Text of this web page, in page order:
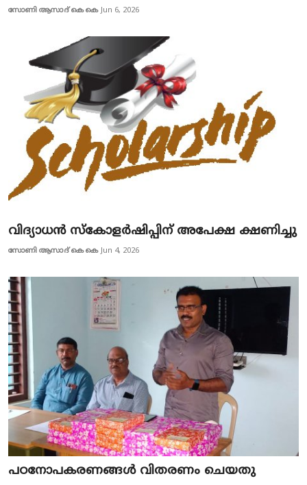
സോണി ആസാദ് കെ കെ Jun 6, 2026
വിദ്യാധൻ സ്‌കോളർഷിപ്പിന് അപേക്ഷ ക്ഷണിച്ചു
സോണി ആസാദ് കെ കെ Jun 4, 2026
പഠനോപകരണങ്ങൾ വിതരണം ചെയതു